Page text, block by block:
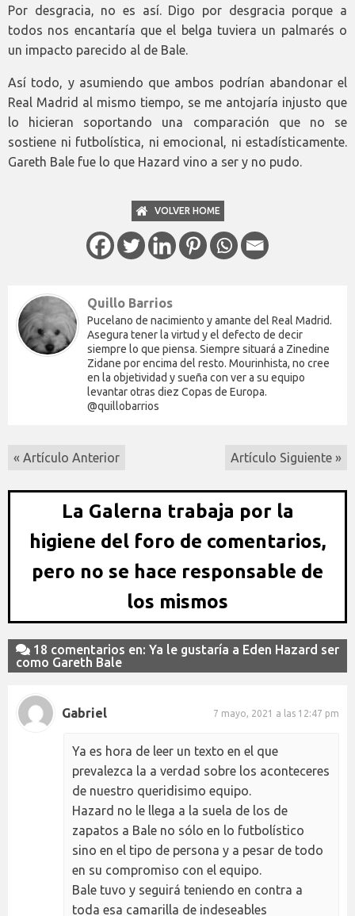
Por desgracia, no es así. Digo por desgracia porque a
todos nos encantaría que el belga tuviera un palmarés o
un impacto parecido al de Bale.
Así todo, y asumiendo que ambos podrían abandonar el
Real Madrid al mismo tiempo, se me antojaría injusto que
lo hicieran soportando una comparación que no se
sostiene ni futbolística, ni emocional, ni estadísticamente.
Gareth Bale fue lo que Hazard vino a ser y no pudo.
VOLVER HOME
Quillo Barrios
Pucelano de nacimiento y amante del Real Madrid.
Asegura tener la virtud y el defecto de decir
siempre lo que piensa. Siempre situará a Zinedine
Zidane por encima del resto. Mourinhista, no cree
en la objetividad y sueña con ver a su equipo
levantar otras diez Copas de Europa.
@quillobarrios
« Artículo Anterior Artículo Siguiente »
La Galerna trabaja por la
higiene del foro de comentarios,
pero no se hace responsable de
los mismos
18 comentarios en: Ya le gustaría a Eden Hazard ser
como Gareth Bale
Gabriel 7 mayo, 2021 a las 12:47 pm
Ya es hora de leer un texto en el que
prevalezca la a verdad sobre los aconteceres
de nuestro queridisimo equipo.
Hazard no le llega a la suela de los de
zapatos a Bale no sólo en lo futbolístico
sino en el tipo de persona y a pesar de todo
en su compromiso con el equipo.
Bale tuvo y seguirá teniendo en contra a
toda esa camarilla de indeseables